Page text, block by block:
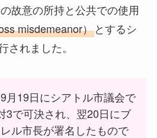
故意の所持と公共での使用
misdemeanor）とするシ
されました。
月19日にシアトル市議会で
3で可決され、翌20日にブ
ル市長が署名したもので